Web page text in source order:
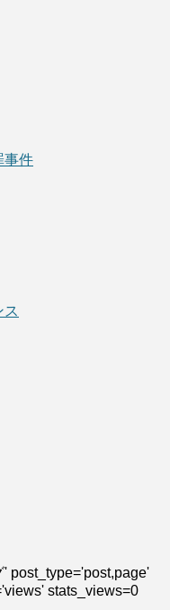
事件
ス
post_type='post,page'
stats_views=0